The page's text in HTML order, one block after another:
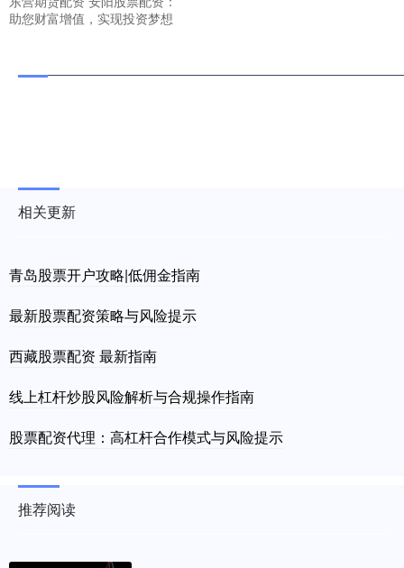
助您财富增值，实现投资梦想
相关更新
青岛股票开户攻略|低佣金指南
最新股票配资策略与风险提示
西藏股票配资 最新指南
线上杠杆炒股风险解析与合规操作指南
股票配资代理：高杠杆合作模式与风险提示
推荐阅读